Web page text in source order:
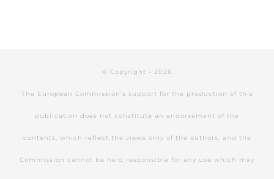
© Copyright - 2026
The European Commission's support for the production of this
publication does not constitute an endorsement of the
contents, which reflect the views only of the authors, and the
Commission cannot be held responsible for any use which may